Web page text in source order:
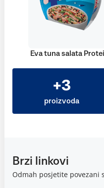
Eva tuna salata
+3
proizvoda
Brzi linkovi
Odmah posjetite povezani